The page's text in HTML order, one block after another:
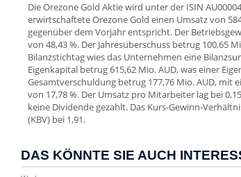
Die Orezone Gold Aktie wird unter der ISIN
erwirtschaftete Orezone Gold einen Umsatz von
gegenüber dem Vorjahr entspricht. Der
von 48,43 %. Der Jahresüberschuss betrug 100,65
Bilanzstichtag wies das Unternehmen eine
Eigenkapital betrug 615,62 Mio. AUD, was einer
Gesamtverschuldung betrug 177,76 Mio. AUD, mit
von 17,78 %. Der Umsatz pro Mitarbeiter lag bei
keine Dividende gezahlt. Das Kurs-Gewinn-
(KBV) bei 1,91.